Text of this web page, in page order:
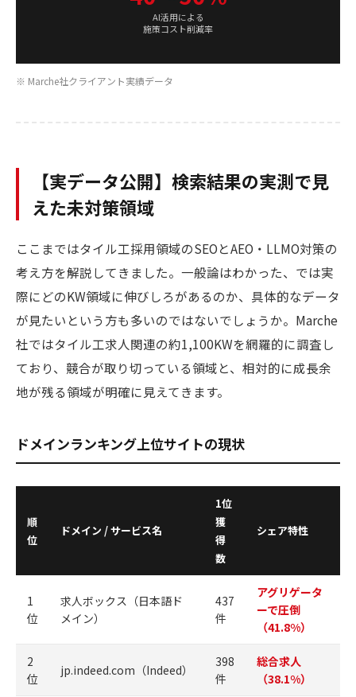
AI活用による
施策コスト削減率
※ Marche社クライアント実績データ
【実データ公開】検索結果の実測で見
えた未対策領域
ここまではタイル工採用領域のSEOとAEO・LLMO対策の
考え方を解説してきました。一般論はわかった、では実
際にどのKW領域に伸びしろがあるのか、具体的なデータ
が見たいという方も多いのではないでしょうか。Marche
社ではタイル工求人関連の約1,100KWを網羅的に調査し
ており、競合が取り切っている領域と、相対的に成長余
地が残る領域が明確に見えてきます。
ドメインランキング上位サイトの現状
順
位
ドメイン / サービス名
1位
獲
得
数
シェア特性
1
位
求人ボックス（日本語ド
メイン）
437
件
アグリゲータ
ーで圧倒
（41.8%）
2
位
jp.indeed.com（Indeed）
398
件
総合求人
（38.1%）